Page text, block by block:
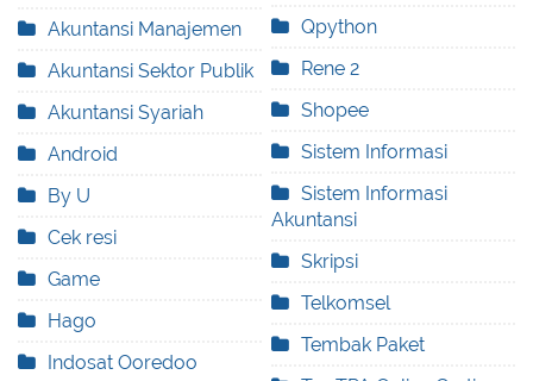
Akuntansi Manajemen
Akuntansi Sektor Publik
Akuntansi Syariah
Android
By U
Cek resi
Game
Hago
Indosat Ooredoo
Qpython
Rene 2
Shopee
Sistem Informasi
Sistem Informasi
Akuntansi
Skripsi
Telkomsel
Tembak Paket